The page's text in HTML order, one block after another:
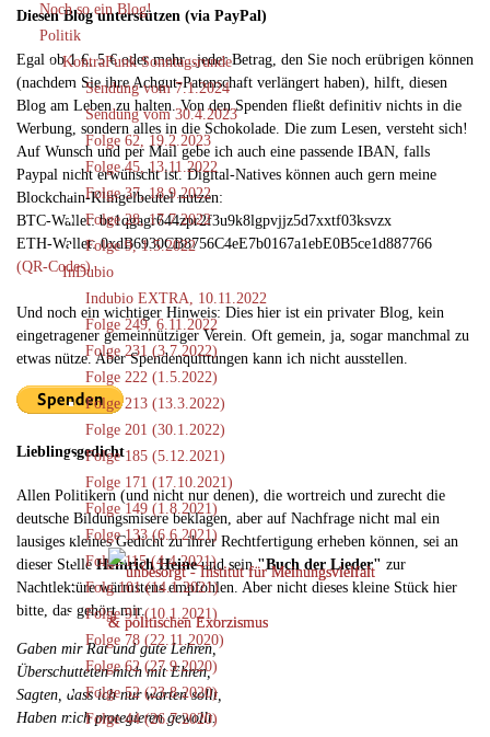
Noch so ein Blog!
Politik
KontraFunk Sonntagsrunde
Sendung vom 7.1.2024
Sendung vom 30.4.2023
Folge 62, 19.2.2023
Folge 45, 13.11.2022
Folge 37, 18.9.2022
Folge 28, 17.7.2022
Folge 9, 1.5.2022
InDubio
Indubio EXTRA, 10.11.2022
Folge 249, 6.11.2022
Folge 231 (3.7.2022)
Folge 222 (1.5.2022)
Folge 213 (13.3.2022)
Folge 201 (30.1.2022)
Folge 185 (5.12.2021)
Folge 171 (17.10.2021)
Folge 149 (1.8.2021)
Folge 133 (6.6.2021)
Folge 115 (4.4.2021)
Folg 101 (14.1.2021)
Folge 91 (10.1.2021)
Folge 78 (22.11.2020)
Folge 62 (27.9.2020)
Folge 52 (23.8.2020)
Folge 44 (26.7.2020)
Diesen Blog unterstützen (via PayPal)
Egal ob 1 €, 5 € oder mehr...jeder Betrag, den Sie noch erübrigen können
(nachdem Sie ihre Achgut-Patenschaft verlängert haben), hilft, diesen
Blog am Leben zu halten. Von den Spenden fließt definitiv nichts in die
Werbung, sondern alles in die Schokolade. Die zum Lesen, versteht sich!
Auf Wunsch und per Mail gebe ich auch eine passende IBAN, falls
Paypal nicht erwünscht ist. Digital-Natives können auch gern meine
Blockchain-Klingelbeutel nutzen:
BTC-Wallet: bc1qgagr644zpr2f3u9k8lgpvjjz5d7xxtf03ksvzx
ETH-Wallet: 0xdB6930CB8756C4eE7b0167a1ebE0B5ce1d887766
(QR-Codes)
Und noch ein wichtiger Hinweis: Dies hier ist ein privater Blog, kein
eingetragener gemeinnütziger Verein. Oft gemein, ja, sogar manchmal zu
etwas nütze. Aber Spendenquittungen kann ich nicht ausstellen.
Lieblingsgedicht
Allen Politikern (und nicht nur denen), die wortreich und zurecht die
deutsche Bildungsmisere beklagen, aber auf Nachfrage nicht mal ein
lausiges kleines Gedicht zu ihrer Rechtfertigung erheben können, sei an
dieser StelleHeinrich Heineund sein"Buch der Lieder" zur
Nachtlektüre wärmstens empfohlen. Aber nicht dieses kleine Stück hier
bitte, das gehört mir.
Gaben mir Rat und gute Lehren,
Überschütteten mich mit Ehren,
Sagten, dass ich nur warten sollt,
Haben mich protegieren gewollt.